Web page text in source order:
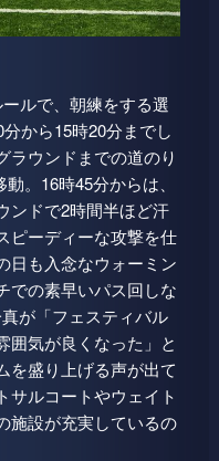
ルで、朝練をする選
から15時20分までし
ラウンドまでの道のり
。16時45分からは、
ンドで2時間半ほど汗
ピーディーな攻撃を仕
日も入念なウォーミン
での素早いパス回しな
が「フェスティバル
囲気が良くなった」と
を盛り上げる声が出て
サルコートやウェイト
施設が充実しているの